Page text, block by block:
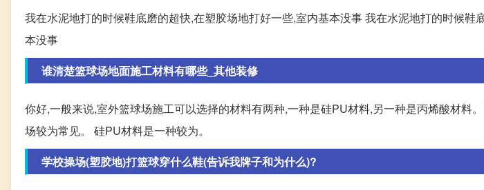
我在水泥地打的时候鞋底磨的超快,在塑胶场地打好一些,室内基本没事 我在水泥地打的时候鞋
本没事
谁清楚篮球场地面施工材料有哪些_其他装修
你好,一般来说,室外篮球场施工可以选择的材料有两种,一种是硅PU材料,另一种是丙烯酸材料
场较为常见。 硅PU材料是一种较为。
学校操场(塑胶地)打篮球穿什么鞋(告诉我牌子和为什么)?